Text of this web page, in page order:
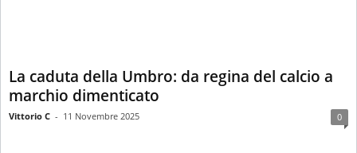
La caduta della Umbro: da regina del calcio a
marchio dimenticato
Vittorio C - 11 Novembre 2025 0